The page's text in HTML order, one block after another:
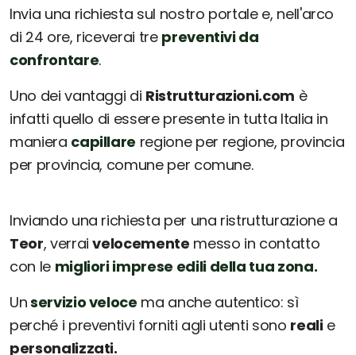
Invia una richiesta sul nostro portale e, nell'arco
di 24 ore, riceverai tre preventivi da
confrontare.
Uno dei vantaggi di Ristrutturazioni.com è
infatti quello di essere presente in tutta Italia in
maniera capillare regione per regione, provincia
per provincia, comune per comune.
Inviando una richiesta per una ristrutturazione a
Teor, verraivelocemente messo in contatto
con le migliori imprese edili della tua zona.
Unservizio veloce ma anche autentico: sì
perché i preventivi forniti agli utenti sono realie
personalizzati.